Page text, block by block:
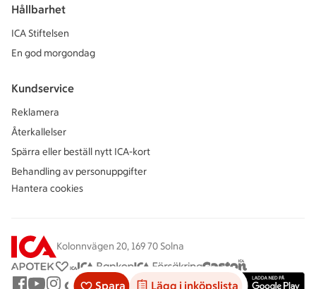
Spara Lägg i inköpslista
Hållbarhet
ICA Stiftelsen
En god morgondag
Kundservice
Reklamera
Återkallelser
Spärra eller beställ nytt ICA-kort
Behandling av personuppgifter
Hantera cookies
Kolonnvägen 20, 169 70 Solna